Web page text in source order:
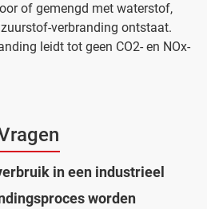
of gemengd met waterstof,
verbranding ontstaat.
leidt tot geen CO2- en NOx-
in een industrieel
worden